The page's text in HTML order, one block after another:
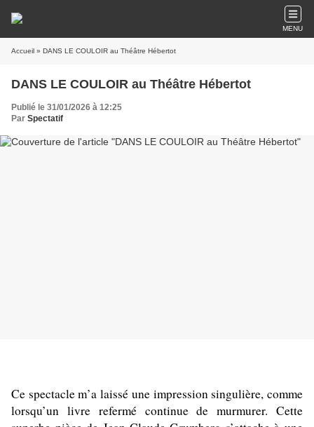
MENU
Accueil » DANS LE COULOIR au Théâtre Hébertot
DANS LE COULOIR au Théâtre Hébertot
Publié le 31/01/2026 à 12:25
Par Spectatif
Ce spectacle m’a laissé une impression singulière, comme
lorsqu’un livre refermé continue de murmurer. Cette